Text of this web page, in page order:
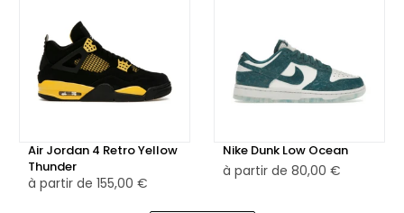
Air Jordan 4 Retro Yellow
Thunder
à partir de 155,00 €
Nike Dunk Low Ocean
à partir de 80,00 €